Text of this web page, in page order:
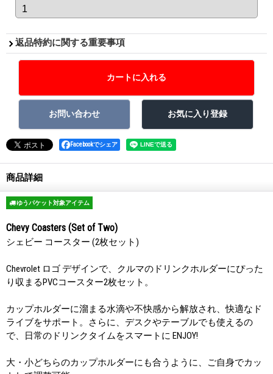
返品特約に関する重要事項
Facebookでシェア
商品詳細
ゆうパケット対象アイテム
Chevy Coasters (Set of Two)
シェビー コースター (2枚セット)
Chevrolet ロゴ デザインで、クルマのドリンクホルダーにぴった
り収まるPVCコースター2枚セット。
カップホルダーに溜まる水滴や不快感から解放され、快適なド
ライブをサポート。さらに、デスクやテーブルでも使えるの
で、日常のドリンクタイムをスマートに ENJOY!
大・小どちらのカップホルダーにも合うように、ご自身でカッ